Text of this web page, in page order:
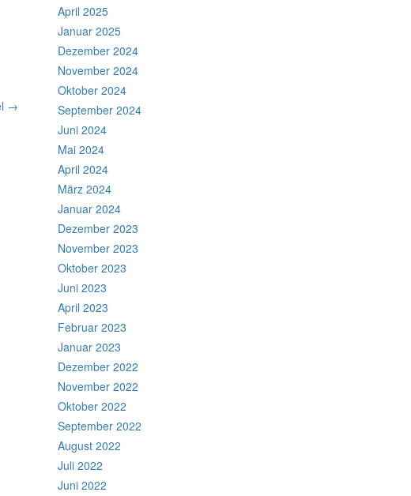
→
April 2025
Januar 2025
Dezember 2024
November 2024
Oktober 2024
September 2024
Juni 2024
Mai 2024
April 2024
März 2024
Januar 2024
Dezember 2023
November 2023
Oktober 2023
Juni 2023
April 2023
Februar 2023
Januar 2023
Dezember 2022
November 2022
Oktober 2022
September 2022
August 2022
Juli 2022
Juni 2022